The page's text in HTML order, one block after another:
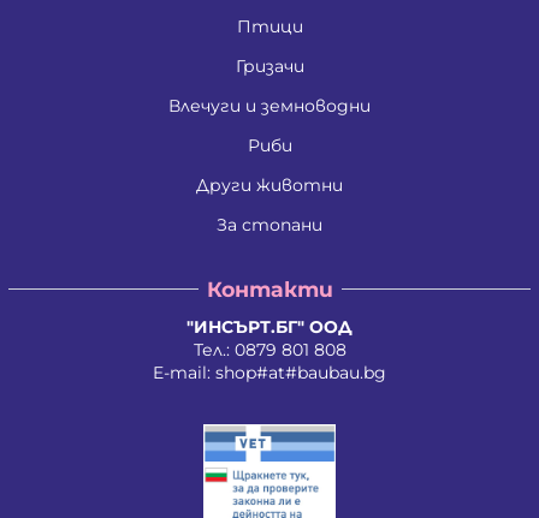
Птици
Гризачи
Влечуги и земноводни
Риби
Други животни
За стопани
Контакти
"ИНСЪРТ.БГ" ООД
Тел.: 0879 801 808
E-mail: shop#at#baubau.bg